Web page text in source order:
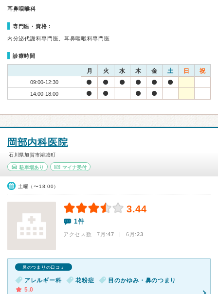
耳鼻咽喉科
専門医・資格：
内分泌代謝科専門医、耳鼻咽喉科専門医
診療時間
月 火 水 木 金 土 日 祝
09:00-12:30
14:00-18:00
岡部内科医院
石川県加賀市湖城町
駐車場あり マイナ受付
土曜（〜18:00）
3.44
1件
アクセス数 7月:47 | 6月:23
鼻のつまりの口コミ
アレルギー科 花粉症
目のかゆみ・鼻のつまり
5.0